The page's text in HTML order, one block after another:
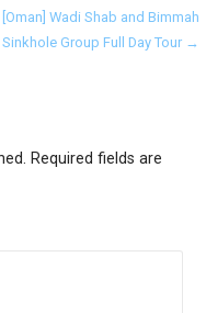
[Oman] Wadi Shab and Bimmah
Sinkhole Group Full Day Tour →
Required fields are